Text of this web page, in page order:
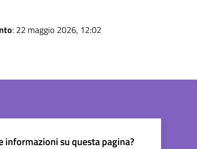
: 22 maggio 2026, 12:02
informazioni su questa pagina?